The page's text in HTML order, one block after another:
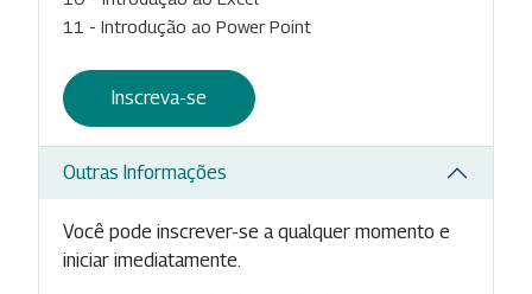
11 - Introdução ao Power Point
Inscreva-se
Outras Informações
Você pode inscrever-se a qualquer momento e
iniciar imediatamente.